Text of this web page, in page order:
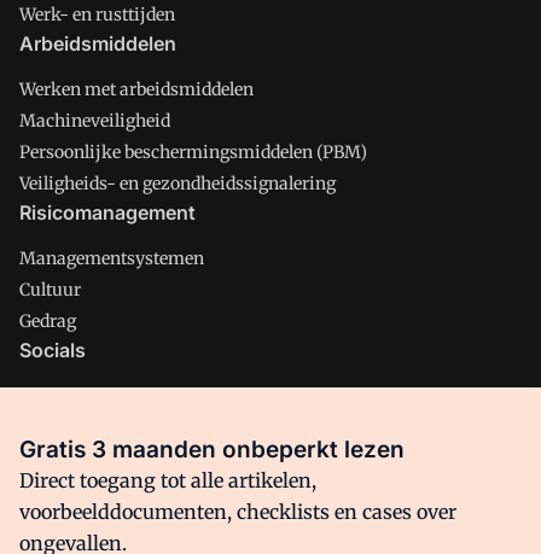
Werk- en rusttijden
Arbeidsmiddelen
Werken met arbeidsmiddelen
Machineveiligheid
Persoonlijke beschermingsmiddelen (PBM)
Veiligheids- en gezondheidssignalering
Risicomanagement
Managementsystemen
Cultuur
Gedrag
Socials
Facebook
Gratis 3 maanden onbeperkt lezen
Direct toegang tot alle artikelen,
voorbeelddocumenten, checklists en cases over
ongevallen.